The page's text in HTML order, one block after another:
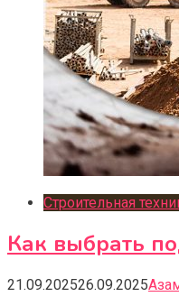
Строительная
Как выбрать
21.09.202526.09.2025